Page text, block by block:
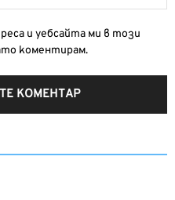
и уебсайта ми в този
коментирам.